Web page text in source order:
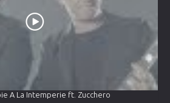
A La Intemperie ft. Zucchero